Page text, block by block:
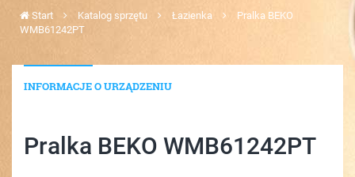
Start Katalog sprzętu Łazienka
Pralka BEKO
WMB61242PT
INFORMACJE O URZĄDZENIU
Pralka BEKO WMB61242PT